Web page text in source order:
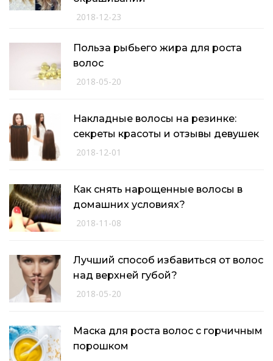
2018-12-23
Польза рыбьего жира для роста
волос
2018-05-20
Накладные волосы на резинке:
секреты красоты и отзывы девушек
2018-12-01
Как снять нарощенные волосы в
домашних условиях?
2018-11-08
Лучший способ избавиться от волос
над верхней губой?
2018-05-20
Маска для роста волос с горчичным
порошком